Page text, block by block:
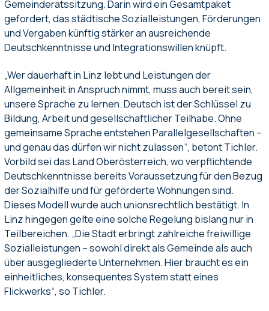
Gemeinderatssitzung. Darin wird ein Gesamtpaket
gefordert, das städtische Sozialleistungen, Förderungen
und Vergaben künftig stärker an ausreichende
Deutschkenntnisse und Integrationswillen knüpft.
„Wer dauerhaft in Linz lebt und Leistungen der
Allgemeinheit in Anspruch nimmt, muss auch bereit sein,
unsere Sprache zu lernen. Deutsch ist der Schlüssel zu
Bildung, Arbeit und gesellschaftlicher Teilhabe. Ohne
gemeinsame Sprache entstehen Parallelgesellschaften –
und genau das dürfen wir nicht zulassen“, betont Tichler.
Vorbild sei das Land Oberösterreich, wo verpflichtende
Deutschkenntnisse bereits Voraussetzung für den Bezug
der Sozialhilfe und für geförderte Wohnungen sind.
Dieses Modell wurde auch unionsrechtlich bestätigt. In
Linz hingegen gelte eine solche Regelung bislang nur in
Teilbereichen. „Die Stadt erbringt zahlreiche freiwillige
Sozialleistungen – sowohl direkt als Gemeinde als auch
über ausgegliederte Unternehmen. Hier braucht es ein
einheitliches, konsequentes System statt eines
Flickwerks“, so Tichler.